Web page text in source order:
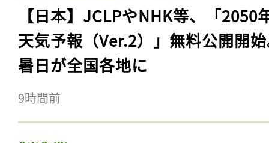
【日本】JCLPやNHK等、「2050
天気予報（Ver.2）」無料公開開
暑日が全国各地に
9時間前